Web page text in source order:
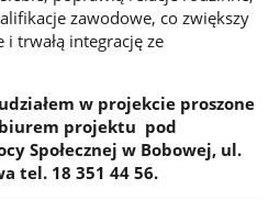
zawodowe, co zwiększy
i trwałą integrację ze
w projekcie proszone
projektu pod
Społecznej w Bobowej, ul.
tel. 18 351 44 56.